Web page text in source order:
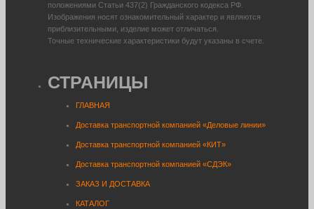
положениями Статьи 437(2) Гражданского кодекса РФ.
Изображения носят ознакомительный характер и являются
приблизительными, изделие может отличаться.
Точные технические характеристики будут указаны в счете.
СТРАНИЦЫ
ГЛАВНАЯ
Доставка транспортной компанией «Деловые линии»
Доставка транспортной компанией «КИТ»
Доставка транспортной компанией «СДЭК»
ЗАКАЗ И ДОСТАВКА
КАТАЛОГ